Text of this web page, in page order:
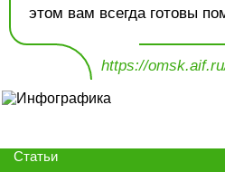
этом вам всегда готовы
https://
Статьи